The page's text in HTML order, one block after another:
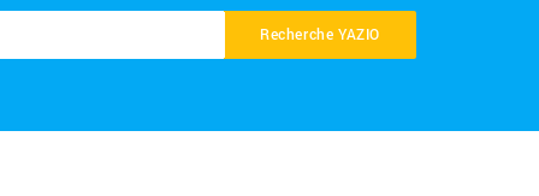
Recherche YAZIO